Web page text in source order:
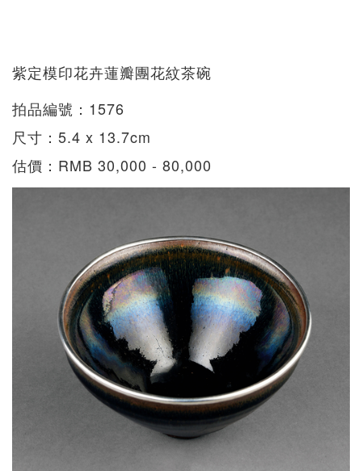
紫定模印花卉蓮瓣團花紋茶碗
拍品編號：1576
尺寸：5.4 x 13.7cm
估價：RMB 30,000 - 80,000